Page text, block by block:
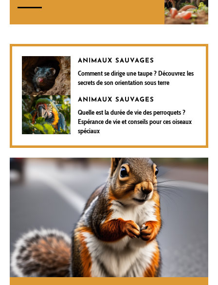
ANIMAUX SAUVAGES
Comment se dirige une taupe ? Découvrez les
secrets de son orientation sous terre
ANIMAUX SAUVAGES
Quelle est la durée de vie des perroquets ?
Espérance de vie et conseils pour ces oiseaux
spéciaux